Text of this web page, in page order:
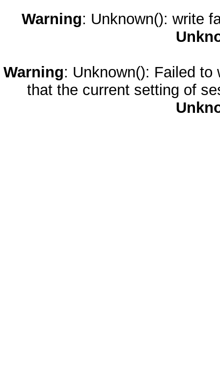
Warning: Unknown(): write
Warning: Unknown(): Failed
that the current setting of